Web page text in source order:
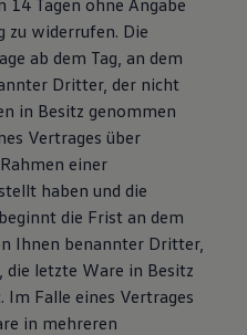
14 Tagen ohne Angabe
zu widerrufen. Die
ab dem Tag, an dem
Dritter, der nicht
in Besitz genommen
Vertrages über
einer
haben und die
die Frist an dem
Ihnen benannter Dritter,
letzte Ware in Besitz
Im Falle eines Vertrages
in mehreren